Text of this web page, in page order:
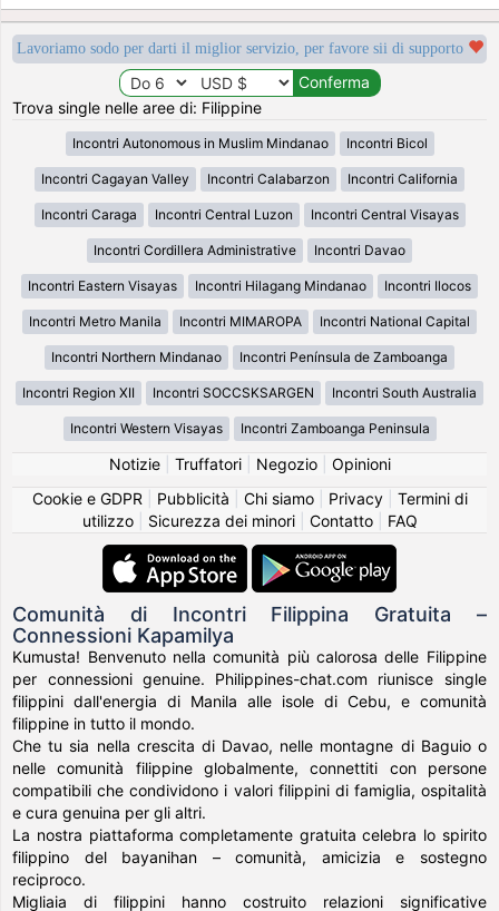
Lavoriamo sodo per darti il miglior servizio, per favore sii di supporto
Trova single nelle aree di: Filippine
Incontri Autonomous in Muslim Mindanao Incontri Bicol
Incontri Cagayan Valley Incontri Calabarzon Incontri California
Incontri Caraga Incontri Central Luzon Incontri Central Visayas
Incontri Cordillera Administrative Incontri Davao
Incontri Eastern Visayas Incontri Hilagang Mindanao Incontri Ilocos
Incontri Metro Manila Incontri MIMAROPA Incontri National Capital
Incontri Northern Mindanao Incontri Península de Zamboanga
Incontri Region XII Incontri SOCCSKSARGEN Incontri South Australia
Incontri Western Visayas Incontri Zamboanga Peninsula
Notizie| Truffatori| Negozio| Opinioni
Cookie e GDPR
Pubblicità Chi siamo| Privacy| Termini di
utilizzo| Sicurezza dei minori| Contatto| FAQ
Comunità di Incontri Filippina Gratuita –
Connessioni Kapamilya
Kumusta! Benvenuto nella comunità più calorosa delle Filippine
per connessioni genuine. Philippines-chat.com riunisce single
filippini dall'energia di Manila alle isole di Cebu, e comunità
filippine in tutto il mondo.
Che tu sia nella crescita di Davao, nelle montagne di Baguio o
nelle comunità filippine globalmente, connettiti con persone
compatibili che condividono i valori filippini di famiglia, ospitalità
e cura genuina per gli altri.
La nostra piattaforma completamente gratuita celebra lo spirito
filippino del bayanihan – comunità, amicizia e sostegno
reciproco.
Migliaia di filippini hanno costruito relazioni significative